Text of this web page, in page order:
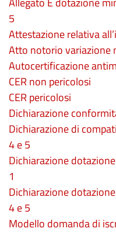
5
Attestazione relativa
Atto notorio variazione
Autocertificazione
CER non pericolosi
CER pericolosi
Dichiarazione
Dichiarazione di
4 e 5
Dichiarazione
1
Dichiarazione
4 e 5
Modello domanda di